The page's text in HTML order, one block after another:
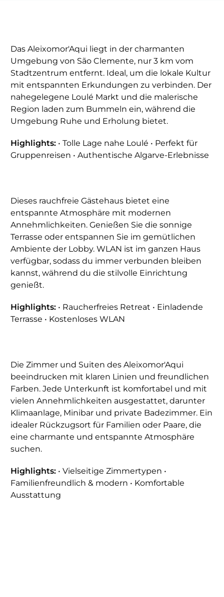
Das Aleixomor'Aqui liegt in der charmanten
Umgebung von São Clemente, nur 3 km vom
Stadtzentrum entfernt. Ideal, um die lokale Kultur
mit entspannten Erkundungen zu verbinden. Der
nahegelegene Loulé Markt und die malerische
Region laden zum Bummeln ein, während die
Umgebung Ruhe und Erholung bietet.
Highlights: • Tolle Lage nahe Loulé • Perfekt für
Gruppenreisen • Authentische Algarve-Erlebnisse
Dieses rauchfreie Gästehaus bietet eine
entspannte Atmosphäre mit modernen
Annehmlichkeiten. Genießen Sie die sonnige
Terrasse oder entspannen Sie im gemütlichen
Ambiente der Lobby. WLAN ist im ganzen Haus
verfügbar, sodass du immer verbunden bleiben
kannst, während du die stilvolle Einrichtung
genießt.
Highlights: • Raucherfreies Retreat • Einladende
Terrasse • Kostenloses WLAN
Die Zimmer und Suiten des Aleixomor'Aqui
beeindrucken mit klaren Linien und freundlichen
Farben. Jede Unterkunft ist komfortabel und mit
vielen Annehmlichkeiten ausgestattet, darunter
Klimaanlage, Minibar und private Badezimmer. Ein
idealer Rückzugsort für Familien oder Paare, die
eine charmante und entspannte Atmosphäre
suchen.
Highlights: • Vielseitige Zimmertypen •
Familienfreundlich & modern • Komfortable
Ausstattung